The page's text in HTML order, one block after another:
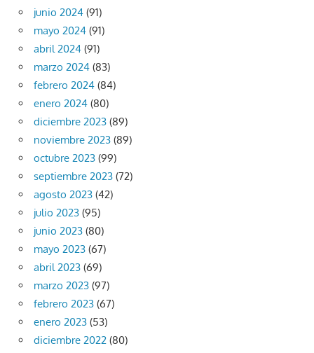
junio 2024 (91)
mayo 2024 (91)
abril 2024 (91)
marzo 2024 (83)
febrero 2024 (84)
enero 2024 (80)
diciembre 2023 (89)
noviembre 2023 (89)
octubre 2023 (99)
septiembre 2023 (72)
agosto 2023 (42)
julio 2023 (95)
junio 2023 (80)
mayo 2023 (67)
abril 2023 (69)
marzo 2023 (97)
febrero 2023 (67)
enero 2023 (53)
diciembre 2022 (80)